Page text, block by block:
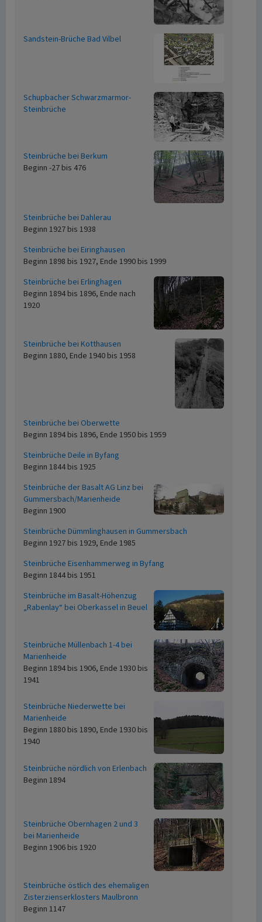
Sandstein-Brüche Bad Vilbel
Schupbacher Schwarzmarmor-
Steinbrüche
Steinbrüche bei Berkum
Beginn -27 bis 476
Steinbrüche bei Dahlerau
Beginn 1927 bis 1938
Steinbrüche bei Eiringhausen
Beginn 1898 bis 1927, Ende 1990 bis 1999
Steinbrüche bei Erlinghagen
Beginn 1894 bis 1896, Ende nach
1920
Steinbrüche bei Kotthausen
Beginn 1880, Ende 1940 bis 1958
Steinbrüche bei Oberwette
Beginn 1894 bis 1896, Ende 1950 bis 1959
Steinbrüche Deile in Byfang
Beginn 1844 bis 1925
Steinbrüche der Basalt AG Linz bei
Gummersbach/Marienheide
Beginn 1900
Steinbrüche Dümmlinghausen in Gummersbach
Beginn 1927 bis 1929, Ende 1985
Steinbrüche Eisenhammerweg in Byfang
Beginn 1844 bis 1951
Steinbrüche im Basalt-Höhenzug
„Rabenlay“ bei Oberkassel in Beuel
Steinbrüche Müllenbach 1-4 bei
Marienheide
Beginn 1894 bis 1906, Ende 1930 bis
1941
Steinbrüche Niederwette bei
Marienheide
Beginn 1880 bis 1890, Ende 1930 bis
1940
Steinbrüche nördlich von Erlenbach
Beginn 1894
Steinbrüche Obernhagen 2 und 3
bei Marienheide
Beginn 1906 bis 1920
Steinbrüche östlich des ehemaligen
Zisterzienserklosters Maulbronn
Beginn 1147